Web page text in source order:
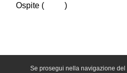
Se prosegui nella navigazione
Ospite (
)